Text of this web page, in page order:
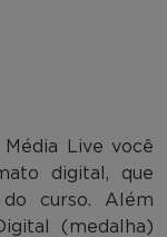
Live você
digital, que
curso. Além
(medalha)